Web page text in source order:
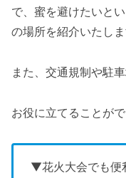
で、蜜を避けたいと
の場所を紹介いたしま
また、交通規制や駐
お役に立てることが
▼花火大会でも便